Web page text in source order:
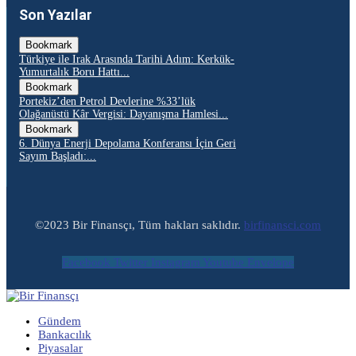
Son Yazılar
Bookmark
Türkiye ile Irak Arasında Tarihi Adım: Kerkük-
Yumurtalık Boru Hattı...
Bookmark
Portekiz’den Petrol Devlerine %33’lük
Olağanüstü Kâr Vergisi: Dayanışma Hamlesi...
Bookmark
6. Dünya Enerji Depolama Konferansı İçin Geri
Sayım Başladı:...
©2023 Bir Finansçı, Tüm hakları saklıdır. birfinansci.com
Facebook Twitter Instagram Youtube Envelope
Gündem
Bankacılık
Piyasalar